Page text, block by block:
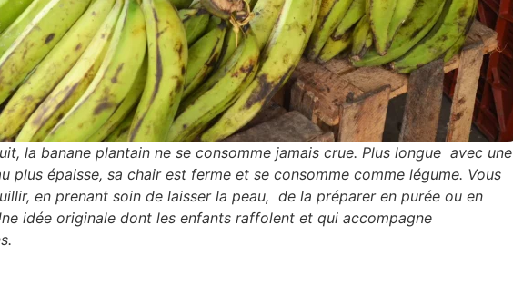
la banane plantain ne se consomme jamais crue. Plus longue avec une
plus épaisse, sa chair est ferme et se consomme comme légume. Vous
en prenant soin de laisser la peau, de la préparer en purée ou en
idée originale dont les enfants raffolent et qui accompagne